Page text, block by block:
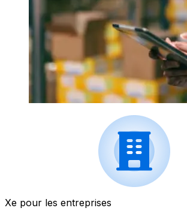
Xe pour les entreprises